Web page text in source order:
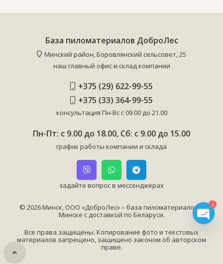
База пиломатериалов ДоброЛес
Минский район, Боровлянский сельсовет, 25
наш главный офис и склад компании
+375 (29) 622-99-55
+375 (33) 364-99-55
консультация Пн-Вс с 09.00 до 21.00
Пн-Пт: с 9.00 до 18.00, Сб: с 9.00 до 15.00
график работы компании и склада
задайте вопрос в мессенджерах
© 2026 Минск, ООО «ДоброЛес» – база пиломатериалов в
Минске с доставкой по Беларуси.
Все права защищены. Копирование фото и текстовых
материалов запрещено, защищено законом об авторском
праве.
chaty
3